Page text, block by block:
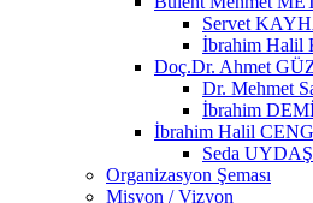
Servet
İbrahim Halil
Doç.Dr. Ahmet
Dr. Mehmet
İbrahim
İbrahim Halil
Seda UYDAŞ
Organizasyon Şeması
Misyon / Vizyon